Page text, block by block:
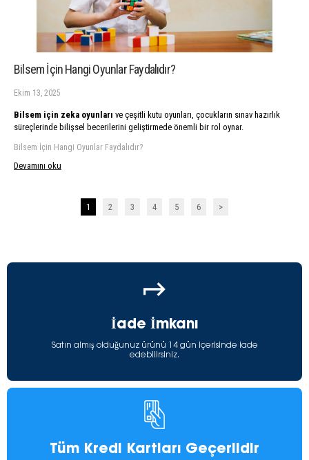
Bilsem İçin Hangi Oyunlar Faydalıdır?
Ekim 13, 2025
Bilsem için zeka oyunları ve çeşitli kutu oyunları, çocukların sınav hazırlık
süreçlerinde bilişsel becerilerini geliştirmede önemli bir rol oynar.
Bilsem İçin Hangi Oyunlar Faydalıdır?
Devamını oku
1 2 3 4 5 6 >
İade İmkanı
Satın almış olduğunuz ürünü 14 gün içerisinde iade
edebilirsiniz.
Tüm Kredi Kartları Geçerlidir